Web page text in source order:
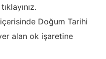
Doğum Tarihi
alan ok işaretine